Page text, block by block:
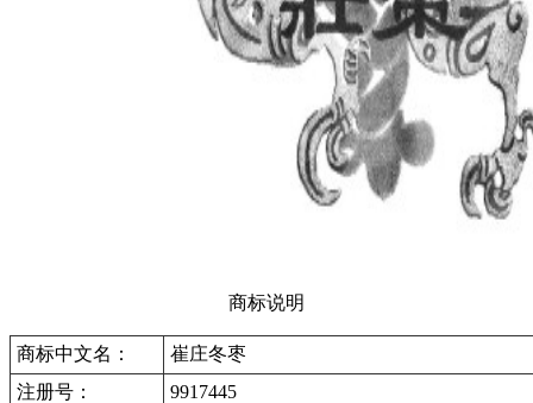
商标说明
商标中文名：
崔庄冬枣
注册号：
9917445